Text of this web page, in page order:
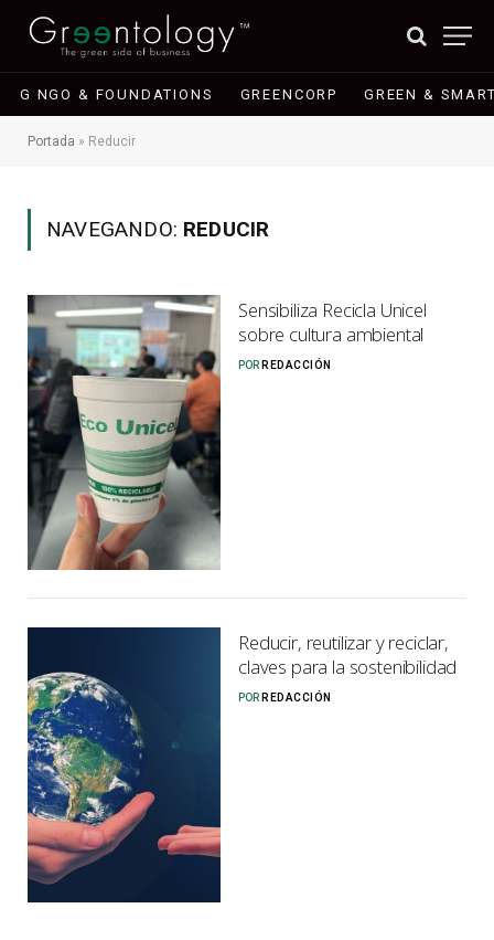
G NGO & FOUNDATIONS GREENCORP GREEN &
Portada » Reducir
NAVEGANDO: REDUCIR
Sensibiliza Recicla Unicel
sobre cultura ambiental
POR REDACCIÓN
Reducir, reutilizar y reciclar,
claves para la sostenibilidad
POR REDACCIÓN